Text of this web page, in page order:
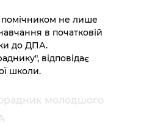
не лише
в початковій
до ДПА.
відповідає
школи.
молодшого